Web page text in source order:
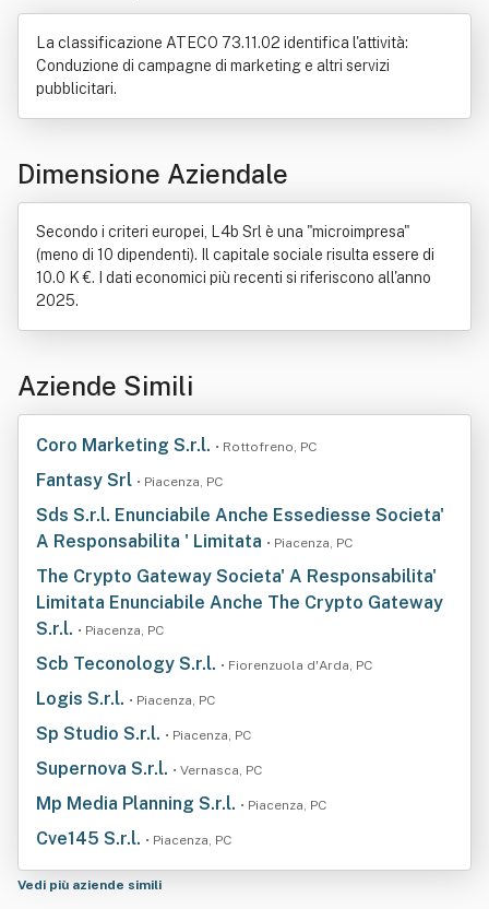
Norma giuridica
La classificazione ATECO 73.11.02 identifica l'attività:
Conduzione di campagne di marketing e altri servizi
pubblicitari.
Dimensione Aziendale
Secondo i criteri europei, L4b Srl è una "microimpresa"
(meno di 10 dipendenti). Il capitale sociale risulta essere di
10.0 K €. I dati economici più recenti si riferiscono all'anno
2025.
Aziende Simili
Coro Marketing S.r.l. • Rottofreno, PC
Fantasy Srl • Piacenza, PC
Sds S.r.l. Enunciabile Anche Essediesse Societa'
A Responsabilita ' Limitata • Piacenza, PC
The Crypto Gateway Societa' A Responsabilita'
Limitata Enunciabile Anche The Crypto Gateway
S.r.l. • Piacenza, PC
Scb Teconology S.r.l. • Fiorenzuola d'Arda, PC
Logis S.r.l. • Piacenza, PC
Sp Studio S.r.l. • Piacenza, PC
Supernova S.r.l. • Vernasca, PC
Mp Media Planning S.r.l. • Piacenza, PC
Cve145 S.r.l. • Piacenza, PC
Vedi più aziende simili